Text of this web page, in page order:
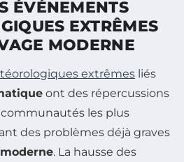
ÉVÉNEMENTS
EXTRÊMES
MODERNE
extrêmes liés
ont des répercussions
les plus
des problèmes déjà graves
. La hausse des